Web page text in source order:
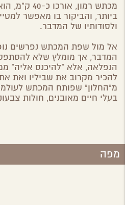
מכתש רמון,
ביותר, והביקור בו מאפשר
ולסודותיו של המדבר.
אל מול שפת המכתש נפרשים
המדבר, אך מומלץ שלא
הנפלאה, אלא "להיכנס אליה"
להכיר מקרוב את שביליו ואת
מ"החלון" שפותח המכתש
בעלי חיים מאובנים, חולות
מפה